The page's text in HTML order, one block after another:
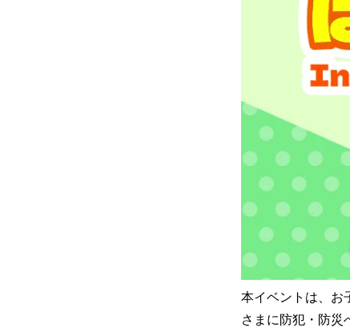
本イベントは、お
さまに防犯・防災